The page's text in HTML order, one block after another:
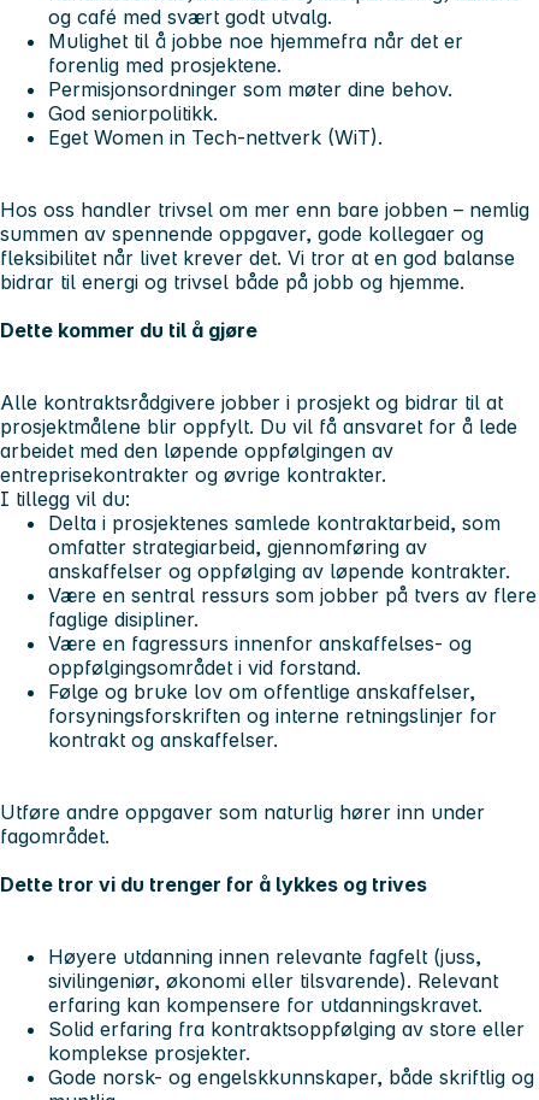
og café med svært godt utvalg.
Mulighet til å jobbe noe hjemmefra når det er
forenlig med prosjektene.
Permisjonsordninger som møter dine behov.
God seniorpolitikk.
Eget Women in Tech-nettverk (WiT).
Hos oss handler trivsel om mer enn bare jobben – nemlig
summen av spennende oppgaver, gode kollegaer og
fleksibilitet når livet krever det. Vi tror at en god balanse
bidrar til energi og trivsel både på jobb og hjemme.
Dette kommer du til å gjøre
Alle kontraktsrådgivere jobber i prosjekt og bidrar til at
prosjektmålene blir oppfylt. Du vil få ansvaret for å lede
arbeidet med den løpende oppfølgingen av
entreprisekontrakter og øvrige kontrakter.
I tillegg vil du:
Delta i prosjektenes samlede kontraktarbeid, som
omfatter strategiarbeid, gjennomføring av
anskaffelser og oppfølging av løpende kontrakter.
Være en sentral ressurs som jobber på tvers av flere
faglige disipliner.
Være en fagressurs innenfor anskaffelses- og
oppfølgingsområdet i vid forstand.
Følge og bruke lov om offentlige anskaffelser,
forsyningsforskriften og interne retningslinjer for
kontrakt og anskaffelser.
Utføre andre oppgaver som naturlig hører inn under
fagområdet.
Dette tror vi du trenger for å lykkes og trives
Høyere utdanning innen relevante fagfelt (juss,
sivilingeniør, økonomi eller tilsvarende). Relevant
erfaring kan kompensere for utdanningskravet.
Solid erfaring fra kontraktsoppfølging av store eller
komplekse prosjekter.
Gode norsk- og engelskkunnskaper, både skriftlig og